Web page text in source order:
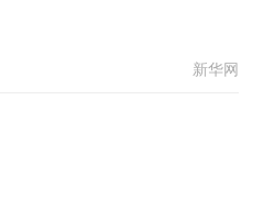
新华网